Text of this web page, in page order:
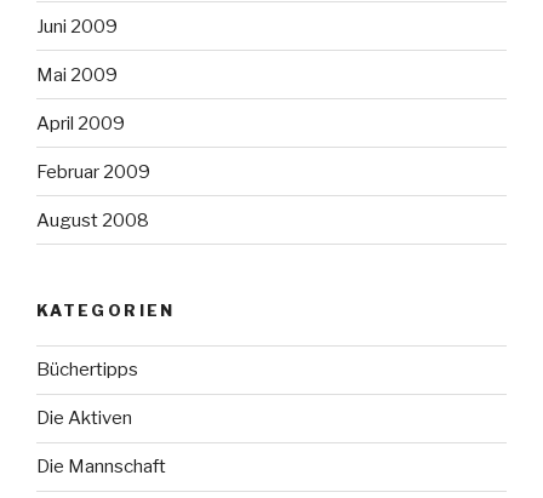
Juni 2009
Mai 2009
April 2009
Februar 2009
August 2008
KATEGORIEN
Büchertipps
Die Aktiven
Die Mannschaft